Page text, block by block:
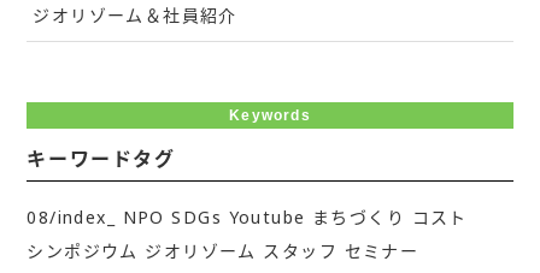
ジオリゾーム＆社員紹介
Keywords
キーワードタグ
08/index_ NPO SDGs Youtube まちづくり
コスト
シンポジウム ジオリゾーム スタッフ セミナー